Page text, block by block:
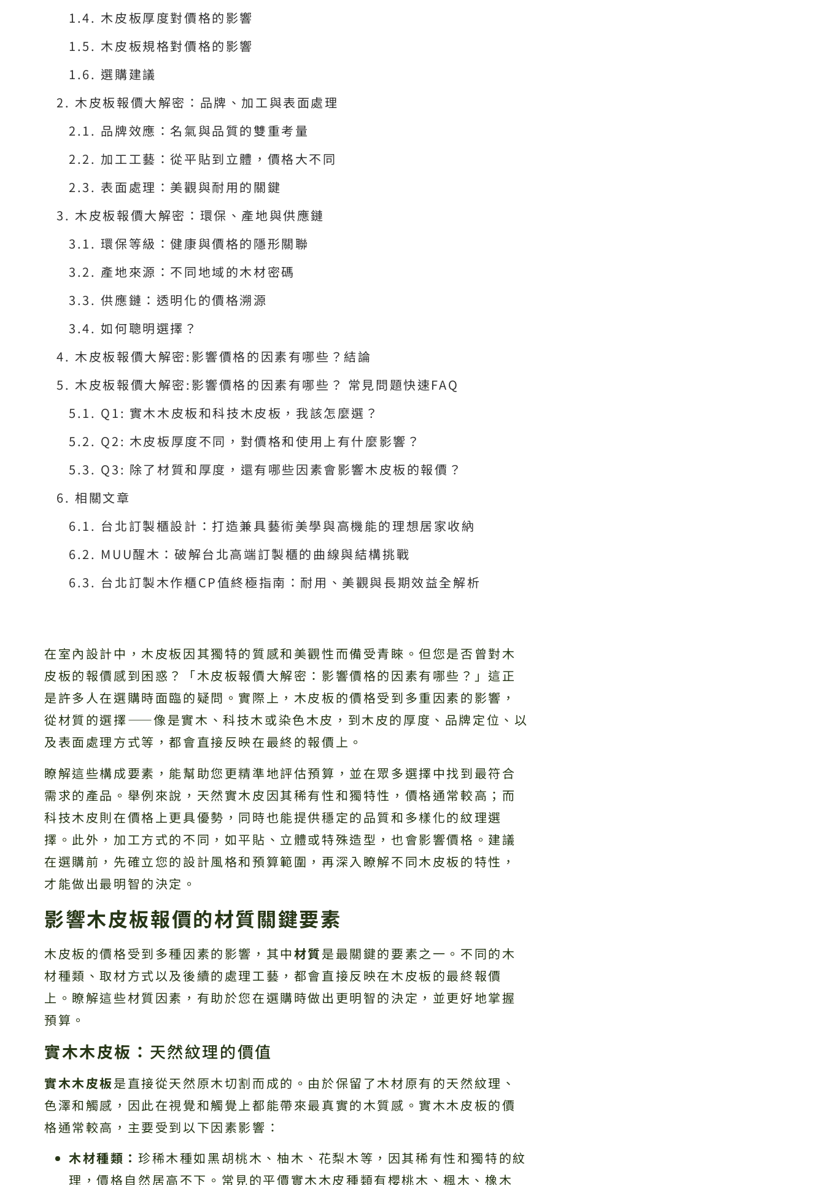
木皮板厚度對價格的影響
木皮板規格對價格的影響
選購建議
木皮板報價大解密：品牌、加工與表面處理
品牌效應：名氣與品質的雙重考量
加工工藝：從平貼到立體，價格大不同
表面處理：美觀與耐用的關鍵
木皮板報價大解密：環保、產地與供應鏈
環保等級：健康與價格的隱形關聯
產地來源：不同地域的木材密碼
供應鏈：透明化的價格溯源
如何聰明選擇？
木皮板報價大解密:影響價格的因素有哪些？結論
木皮板報價大解密:影響價格的因素有哪些？ 常見問題快速FAQ
Q1: 實木木皮板和科技木皮板，我該怎麼選？
Q2: 木皮板厚度不同，對價格和使用上有什麼影響？
Q3: 除了材質和厚度，還有哪些因素會影響木皮板的報價？
相關文章
台北訂製櫃設計：打造兼具藝術美學與高機能的理想居家收納
MUU醒木：破解台北高端訂製櫃的曲線與結構挑戰
台北訂製木作櫃CP值終極指南：耐用、美觀與長期效益全解析
在室內設計中，木皮板因其獨特的質感和美觀性而備受青睞。但您是否曾對木
皮板的報價感到困惑？「木皮板報價大解密：影響價格的因素有哪些？」這正
是許多人在選購時面臨的疑問。實際上，木皮板的價格受到多重因素的影響，
從材質的選擇——像是實木、科技木或染色木皮，到木皮的厚度、品牌定位、以
及表面處理方式等，都會直接反映在最終的報價上。
瞭解這些構成要素，能幫助您更精準地評估預算，並在眾多選擇中找到最符合
需求的產品。舉例來說，天然實木皮因其稀有性和獨特性，價格通常較高；而
科技木皮則在價格上更具優勢，同時也能提供穩定的品質和多樣化的紋理選
擇。此外，加工方式的不同，如平貼、立體或特殊造型，也會影響價格。建議
在選購前，先確立您的設計風格和預算範圍，再深入瞭解不同木皮板的特性，
才能做出最明智的決定。
影響木皮板報價的材質關鍵要素
木皮板的價格受到多種因素的影響，其中材質是最關鍵的要素之一。不同的木
材種類、取材方式以及後續的處理工藝，都會直接反映在木皮板的最終報價
上。瞭解這些材質因素，有助於您在選購時做出更明智的決定，並更好地掌握
預算。
實木木皮板： 天然紋理的價值
實木木皮板是直接從天然原木切割而成的。由於保留了木材原有的天然紋理、
色澤和觸感，因此在視覺和觸覺上都能帶來最真實的木質感。實木木皮板的價
格通常較高，主要受到以下因素影響：
木材種類： 珍稀木種如黑胡桃木、柚木、花梨木等，因其稀有性和獨特的紋
理，價格自然居高不下。常見的平價實木木皮種類有櫻桃木、楓木、橡木